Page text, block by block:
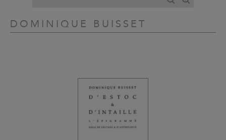
DOMINIQUE BUISSET